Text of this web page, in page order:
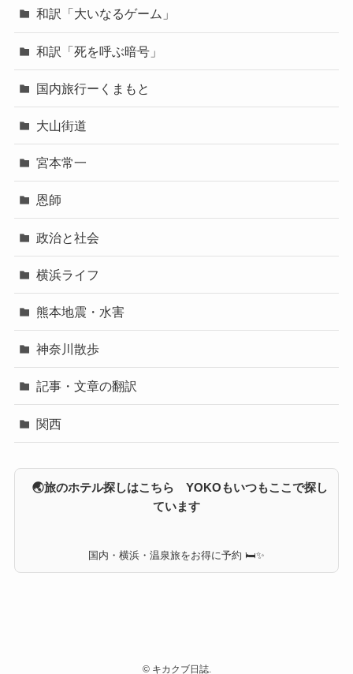
和訳「大いなるゲーム」
和訳「死を呼ぶ暗号」
国内旅行ーくまもと
大山街道
宮本常一
恩師
政治と社会
横浜ライフ
熊本地震・水害
神奈川散歩
記事・文章の翻訳
関西
🌏旅のホテル探しはこちら YOKOもいつもここで探し
ています